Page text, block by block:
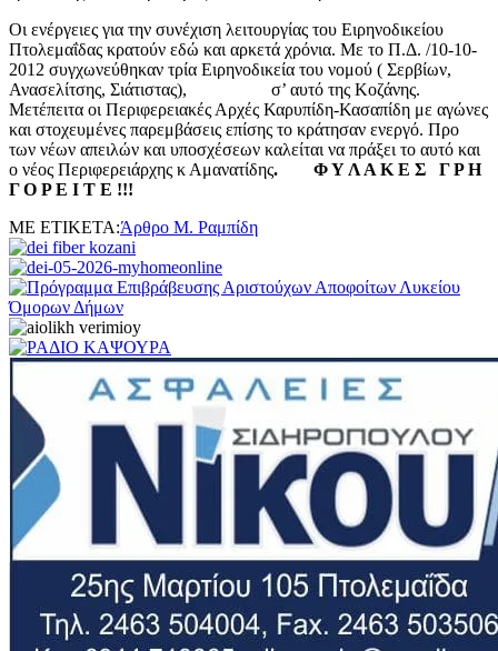
Οι ενέργειες για την συνέχιση λειτουργίας του Ειρηνοδικείου
Πτολεμαΐδας κρατούν εδώ και αρκετά χρόνια. Με το Π.Δ. /10-10-
2012 συγχωνεύθηκαν τρία Ειρηνοδικεία του νομού ( Σερβίων,
Ανασελίτσης, Σιάτιστας), σ’ αυτό της Κοζάνης.
Μετέπειτα οι Περιφερειακές Αρχές Καρυπίδη-Κασαπίδη με αγώνες
και στοχευμένες παρεμβάσεις επίσης το κράτησαν ενεργό. Προ
των νέων απειλών και υποσχέσεων καλείται να πράξει το αυτό και
ο νέος Περιφερειάρχης κ Αμανατίδης. Φ Υ Λ Α Κ Ε Σ Γ Ρ Η
Γ Ο Ρ Ε Ι Τ Ε !!!
ΜΕ ΕΤΙΚΕΤΑ:Άρθρο Μ. Ραμπίδη